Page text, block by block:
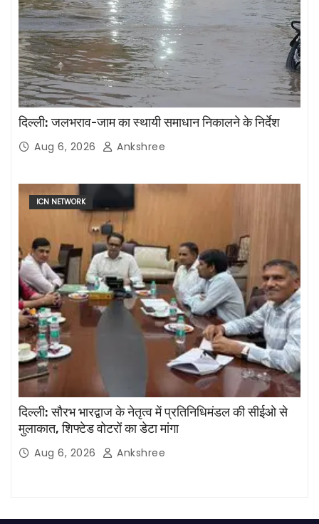
दिल्ली: जलभराव-जाम का स्थायी समाधान निकालने के निर्देश
Aug 6, 2026 Ankshree
ICN NETWORK
दिल्ली: सौरभ भारद्वाज के नेतृत्व में प्रतिनिधिमंडल की सीईओ से
मुलाकात, शिफ्टेड वोटरों का डेटा मांगा
Aug 6, 2026 Ankshree